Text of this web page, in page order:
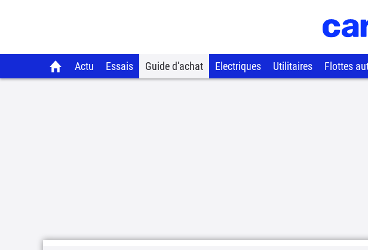
Actu Essais Guide d'achat Electriques Utilitaires Flottes